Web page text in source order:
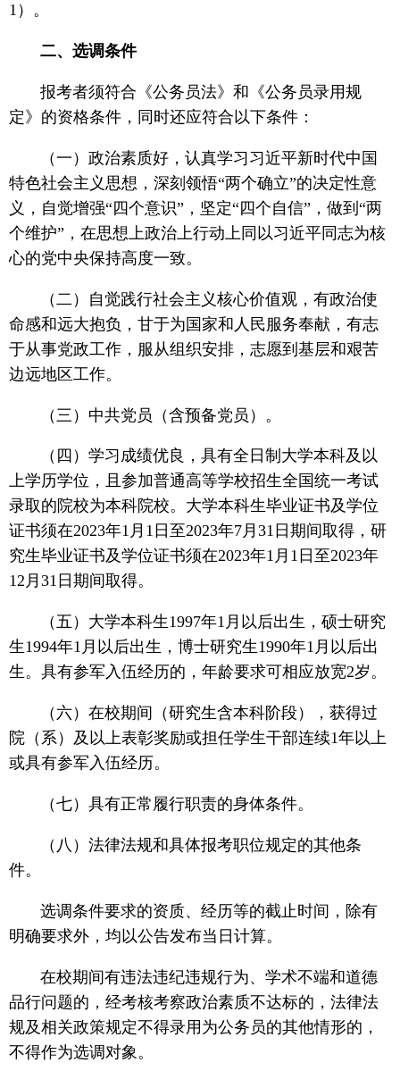
1）。
二、选调条件
报考者须符合《公务员法》和《公务员录用规
定》的资格条件，同时还应符合以下条件：
（一）政治素质好，认真学习习近平新时代中国
特色社会主义思想，深刻领悟“两个确立”的决定性意
义，自觉增强“四个意识”，坚定“四个自信”，做到“两
个维护”，在思想上政治上行动上同以习近平同志为核
心的党中央保持高度一致。
（二）自觉践行社会主义核心价值观，有政治使
命感和远大抱负，甘于为国家和人民服务奉献，有志
于从事党政工作，服从组织安排，志愿到基层和艰苦
边远地区工作。
（三）中共党员（含预备党员）。
（四）学习成绩优良，具有全日制大学本科及以
上学历学位，且参加普通高等学校招生全国统一考试
录取的院校为本科院校。大学本科生毕业证书及学位
证书须在2023年1月1日至2023年7月31日期间取得，研
究生毕业证书及学位证书须在2023年1月1日至2023年
12月31日期间取得。
（五）大学本科生1997年1月以后出生，硕士研究
生1994年1月以后出生，博士研究生1990年1月以后出
生。具有参军入伍经历的，年龄要求可相应放宽2岁。
（六）在校期间（研究生含本科阶段），获得过
院（系）及以上表彰奖励或担任学生干部连续1年以上
或具有参军入伍经历。
（七）具有正常履行职责的身体条件。
（八）法律法规和具体报考职位规定的其他条
件。
选调条件要求的资质、经历等的截止时间，除有
明确要求外，均以公告发布当日计算。
在校期间有违法违纪违规行为、学术不端和道德
品行问题的，经考核考察政治素质不达标的，法律法
规及相关政策规定不得录用为公务员的其他情形的，
不得作为选调对象。